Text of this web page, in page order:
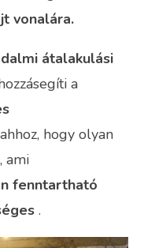
vonalára.
átalakulási
a
hogy olyan
ami
fenntartható
.